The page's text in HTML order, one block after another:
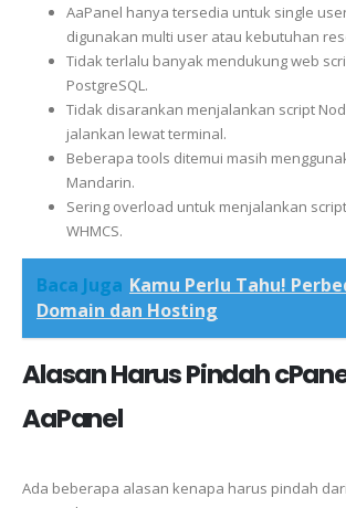
AaPanel hanya tersedia untuk single
digunakan multi user atau kebutuhan
Tidak terlalu banyak mendukung web
PostgreSQL.
Tidak disarankan menjalankan script
jalankan lewat terminal.
Beberapa tools ditemui masih
Mandarin.
Sering overload untuk menjalankan
WHMCS.
Baca Juga Kamu Perlu Tahu!
Domain dan Hosting
Alasan Harus Pindah
AaPanel
Ada beberapa alasan kenapa harus pindah